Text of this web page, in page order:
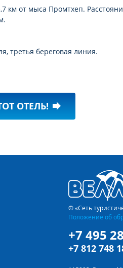
км от мыса Промтхеп.
третья береговая линия.
ОТЕЛЬ! forward
© «Сеть
Положение об
+7 495
+7 812 748